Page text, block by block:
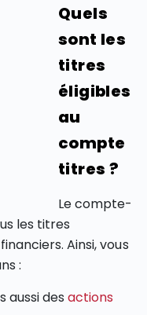
Quels
sont les
titres
éligibles
au
compte
titres ?
Le compte-
les titres
Ainsi, vous
:
aussi desactions